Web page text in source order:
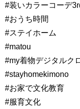
#装いカラーコーデ
#おうち時間
#ステイホーム
#matou
#my着物デジタルク
#stayhomekimono
#お家で文化教育
#服育文化